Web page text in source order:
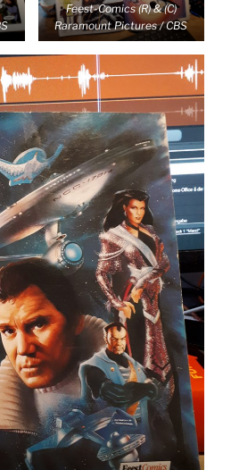
Feest-Comics (R) & (C)
Raramount Pictures / CBS